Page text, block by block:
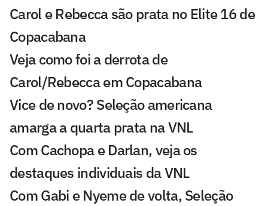
Carol e Rebecca são prata no Elite 16 de
Copacabana
Veja como foi a derrota de
Carol/Rebecca em Copacabana
Vice de novo? Seleção americana
amarga a quarta prata na VNL
Com Cachopa e Darlan, veja os
destaques individuais da VNL
Com Gabi e Nyeme de volta, Seleção